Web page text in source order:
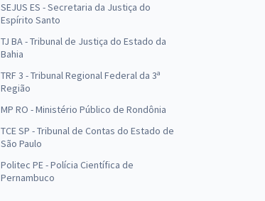
SEJUS ES - Secretaria da Justiça do
Espírito Santo
TJ BA - Tribunal de Justiça do Estado da
Bahia
TRF 3 - Tribunal Regional Federal da 3ª
Região
MP RO - Ministério Público de Rondônia
TCE SP - Tribunal de Contas do Estado de
São Paulo
Politec PE - Polícia Científica de
Pernambuco